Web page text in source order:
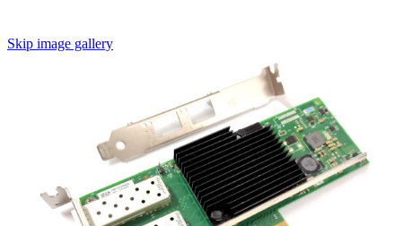
Skip image gallery